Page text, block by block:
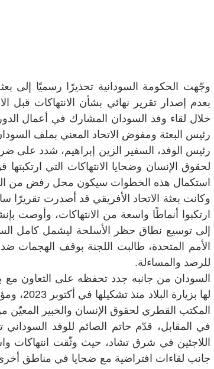
وجّهت الحكومة السودانية تحذيرًا رسميًا إلى
بعدم إصدار تقرير نهائي بشأن الانتهاكات قبل
رئيس البعثة ومفوض الاتحاد المعني بملف
رئيس الوفد، السفير الزين إبراهيم، شدد على
لحقوق الإنسان وضحايا الانتهاكات التي
استكمال هذه الخطوات سيكون محل رفض من
وكانت بعثة الاتحاد الأفريقي قد أصدرت
ارتكبوا أنماطًا واسعة من الانتهاكات، وأوصت
إلى توسيع نطاق حظر الأسلحة ليشمل كامل
الأمم المتحدة، طالبت اللجنة بوقف الهجمات
للرصد والمساءلة.
السودان من جانبه جدد تحفظه على التعاون مع
لها
المكتب القطري لحقوق الإنسان والخبير
في المقابل، قدّم حاتم الصائم للوفد
اللاجئين في شرق تشاد، حيث وثّقت انتهاكات
جانب لقاءات افتراضية مع ضحايا في مناطق